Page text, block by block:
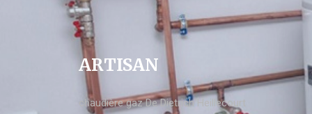
ARTISAN
chaudière gaz De Dietrich Heillecourt